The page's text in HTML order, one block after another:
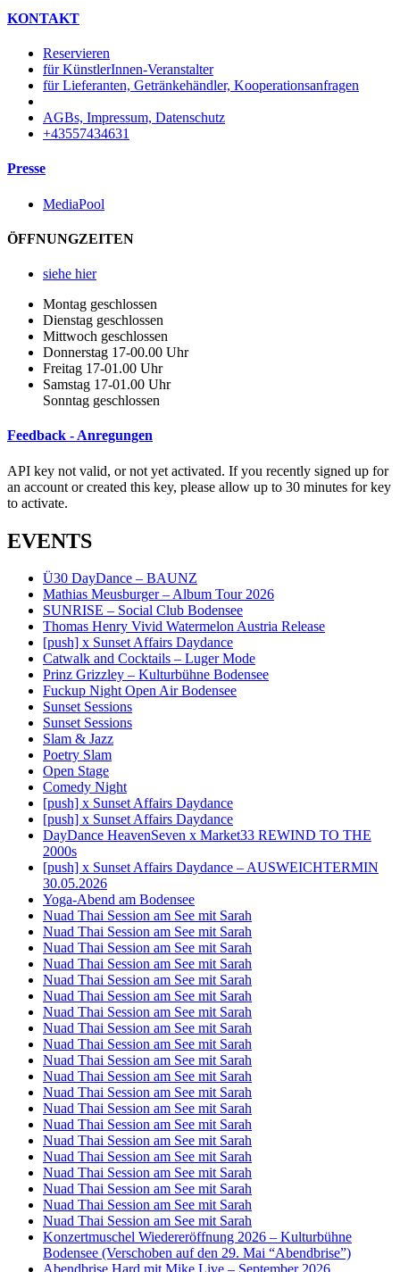
KONTAKT
Reservieren
für KünstlerInnen-Veranstalter
für Lieferanten, Getränkehändler, Kooperationsanfragen
AGBs, Impressum, Datenschutz
+43557434631
Presse
MediaPool
ÖFFNUNGZEITEN
siehe hier
Montag geschlossen
Dienstag geschlossen
Mittwoch geschlossen
Donnerstag 17-00.00 Uhr
Freitag 17-01.00 Uhr
Samstag 17-01.00 Uhr
Sonntag geschlossen
Feedback - Anregungen
API key not valid, or not yet activated. If you recently signed up for
an account or created this key, please allow up to 30 minutes for key
to activate.
EVENTS
Ü30 DayDance – BAUNZ
Mathias Meusburger – Album Tour 2026
SUNRISE – Social Club Bodensee
Thomas Henry Vivid Watermelon Austria Release
[push] x Sunset Affairs Daydance
Catwalk and Cocktails – Luger Mode
Prinz Grizzley – Kulturbühne Bodensee
Fuckup Night Open Air Bodensee
Sunset Sessions
Sunset Sessions
Slam & Jazz
Poetry Slam
Open Stage
Comedy Night
[push] x Sunset Affairs Daydance
[push] x Sunset Affairs Daydance
DayDance HeavenSeven x Market33 REWIND TO THE
2000s
[push] x Sunset Affairs Daydance – AUSWEICHTERMIN
30.05.2026
Yoga-Abend am Bodensee
Nuad Thai Session am See mit Sarah
Nuad Thai Session am See mit Sarah
Nuad Thai Session am See mit Sarah
Nuad Thai Session am See mit Sarah
Nuad Thai Session am See mit Sarah
Nuad Thai Session am See mit Sarah
Nuad Thai Session am See mit Sarah
Nuad Thai Session am See mit Sarah
Nuad Thai Session am See mit Sarah
Nuad Thai Session am See mit Sarah
Nuad Thai Session am See mit Sarah
Nuad Thai Session am See mit Sarah
Nuad Thai Session am See mit Sarah
Nuad Thai Session am See mit Sarah
Nuad Thai Session am See mit Sarah
Nuad Thai Session am See mit Sarah
Nuad Thai Session am See mit Sarah
Nuad Thai Session am See mit Sarah
Nuad Thai Session am See mit Sarah
Nuad Thai Session am See mit Sarah
Konzertmuschel Wiedereröffnung 2026 – Kulturbühne
Bodensee (Verschoben auf den 29. Mai “Abendbrise”)